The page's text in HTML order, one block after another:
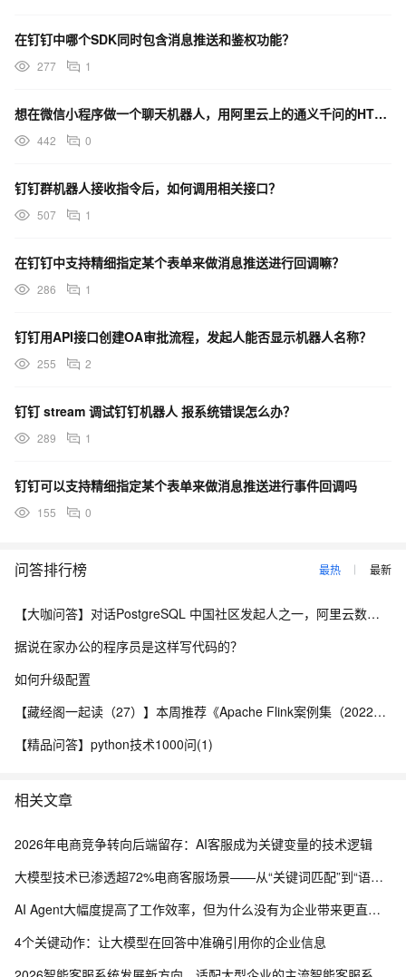
在钉钉中哪个SDK同时包含消息推送和鉴权功能？
277 1
想在微信小程序做一个聊天机器人，用阿里云上的通义千问的HTTP调用接口，这个具体该怎么用？
442 0
钉钉群机器人接收指令后，如何调用相关接口？
507 1
在钉钉中支持精细指定某个表单来做消息推送进行回调嘛？
286 1
钉钉用API接口创建OA审批流程，发起人能否显示机器人名称？
255 2
钉钉 stream 调试钉钉机器人 报系统错误怎么办？
289 1
钉钉可以支持精细指定某个表单来做消息推送进行事件回调吗
155 0
问答排行榜 最热 最新
【大咖问答】对话PostgreSQL 中国社区发起人之一，阿里云数据库高级专家 德哥
据说在家办公的程序员是这样写代码的？
如何升级配置
【藏经阁一起读（27）】本周推荐《Apache Flink案例集（2022版）》，你有哪些心得？
【精品问答】python技术1000问(1)
相关文章
2026年电商竞争转向后端留存：AI客服成为关键变量的技术逻辑
大模型技术已渗透超72%电商客服场景——从“关键词匹配”到“语义理解”的技术跃迁
AI Agent大幅度提高了工作效率，但为什么没有为企业带来更直接的效益？
4个关键动作：让大模型在回答中准确引用你的企业信息